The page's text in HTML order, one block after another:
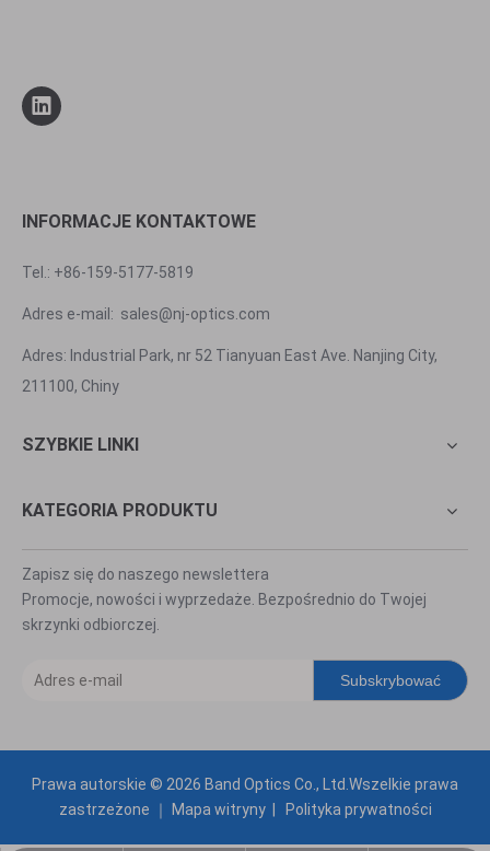
INFORMACJE KONTAKTOWE
Tel.: +86-159-5177-5819
Adres e-mail: sales@nj-optics.com
Adres: Industrial Park, nr 52 Tianyuan East Ave. Nanjing City,
211100, Chiny
SZYBKIE LINKI
KATEGORIA PRODUKTU
Zapisz się do naszego newslettera
Promocje, nowości i wyprzedaże. Bezpośrednio do Twojej
skrzynki odbiorczej.
Subskrybować
Prawa autorskie © 2026 Band Optics Co., Ltd.Wszelkie prawa
zastrzeżone ｜
Mapa witryny| Polityka prywatności